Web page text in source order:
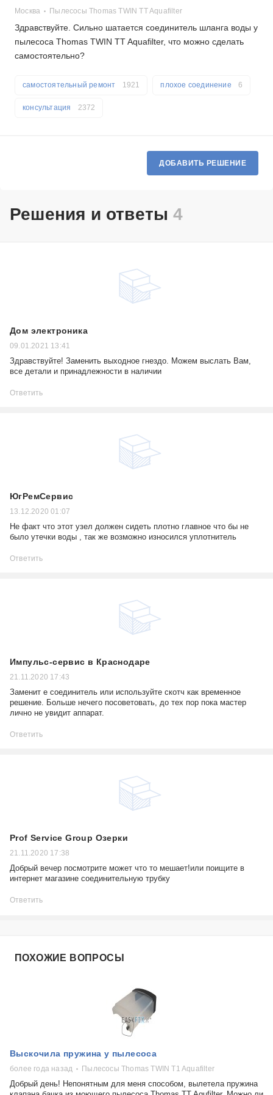
Москва Пылесосы Thomas TWIN TT Aquafilter
Здравствуйте. Сильно шатается соединитель шланга воды у
пылесоса Thomas TWIN TT Aquafilter, что можно сделать
самостоятельно?
плохое соединение 6
самостоятельный ремонт 1921
консультация 2372
ДОБАВИТЬ РЕШЕНИЕ
Решения и ответы4
Дом электроника
09.01.2021 13:41
Здравствуйте! Заменить выходное гнездо. Можем выслать Вам,
все детали и принадлежности в наличии
Ответить
ЮгРемСервис
13.12.2020 01:07
Не факт что этот узел должен сидеть плотно главное что бы не
было утечки воды , так же возможно износился уплотнитель
Ответить
Импульс-сервис в Краснодаре
21.11.2020 17:43
Заменит е соединитель или используйте скотч как временное
решение. Больше нечего посоветовать, до тех пор пока мастер
лично не увидит аппарат.
Ответить
Prof Service Group Озерки
21.11.2020 17:38
Добрый вечер посмотрите может что то мешает!или поищите в
интернет магазине соединительную трубку
Ответить
ПОХОЖИЕ ВОПРОСЫ
Выскочила пружина у пылесоса
более года назад Пылесосы Thomas TWIN T1 Aquafilter
Добрый день! Непонятным для меня способом, вылетела пружина